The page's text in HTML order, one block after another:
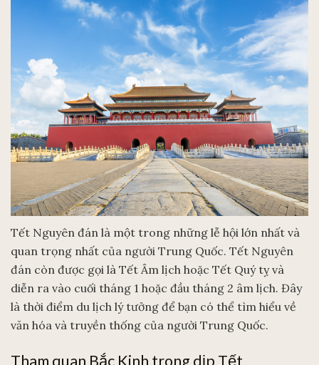
Tết Nguyên đán là một trong những lễ hội lớn nhất và
quan trọng nhất của người Trung Quốc. Tết Nguyên
đán còn được gọi là Tết Âm lịch hoặc Tết Quý tỵ và
diễn ra vào cuối tháng 1 hoặc đầu tháng 2 âm lịch. Đây
là thời điểm du lịch lý tưởng để bạn có thể tìm hiểu về
văn hóa và truyền thống của người Trung Quốc.
Tham quan Bắc Kinh trong dịp Tết